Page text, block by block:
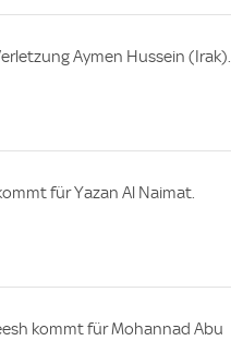
Aymen Hussein (Irak).
für Yazan Al Naimat.
kommt für Mohannad Abu